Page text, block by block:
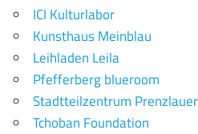
ICI Kulturlabor
Kunsthaus Meinblau
Leihladen Leila
Pfefferberg blueroom
Stadtteilzentrum
Tchoban Foundation